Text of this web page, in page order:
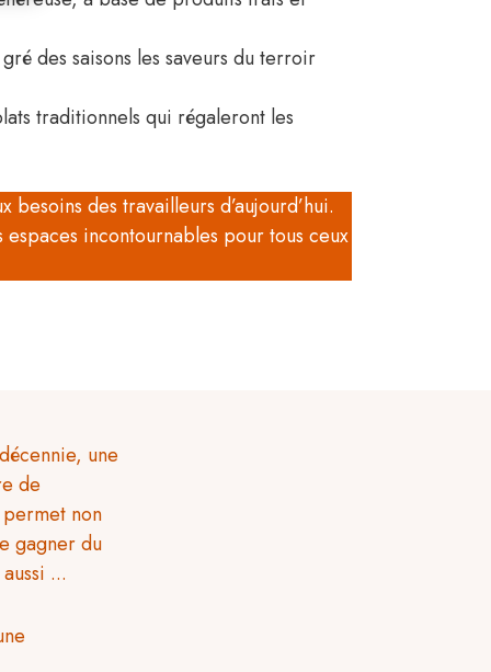
des saisons les saveurs du terroir
traditionnels qui régaleront les
des travailleurs d’aujourd’hui.
incontournables pour tous ceux
une
de
gagner du
...